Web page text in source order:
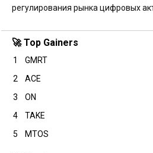
регулирования рынка цифровых
🚀 Top Gainers
1 GMRT
2
ACE
3
ON
4
TAKE
5
MTOS